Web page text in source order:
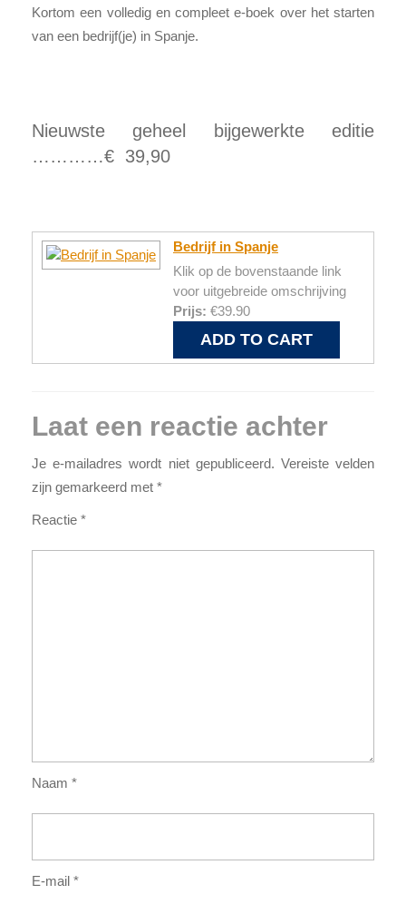
Kortom een volledig en compleet e-boek over het starten
van een bedrijf(je) in Spanje.
Nieuwste geheel bijgewerkte editie
…………€ 39,90
Bedrijf in Spanje
Klik op de bovenstaande link
voor uitgebreide omschrijving
Prijs: €39.90
Laat een reactie achter
Je e-mailadres wordt niet gepubliceerd. Vereiste velden
zijn gemarkeerd met *
Reactie *
Naam *
E-mail *